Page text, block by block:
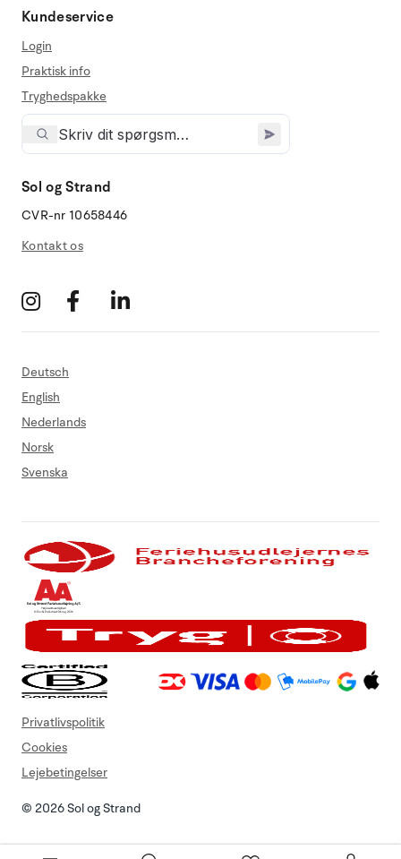
Kundeservice
Login
Praktisk info
Tryghedspakke
Sol og Strand
CVR-nr 10658446
Kontakt os
Deutsch
English
Nederlands
Norsk
Svenska
© 2026 Sol og Strand
Privatlivspolitik
Cookies
Lejebetingelser